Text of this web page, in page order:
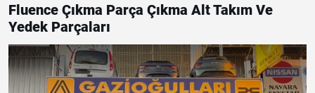
Fluence Çıkma Parça Çıkma Alt Takım Ve
Yedek Parçaları